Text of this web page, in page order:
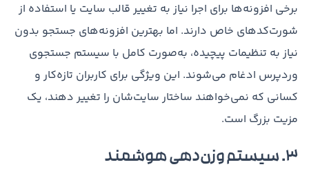
برخی افزونه‌ها برای اجرا نیاز به تغییر قالب سایت یا استفاده از
شورت‌کدهای خاص دارند. اما بهترین افزونه‌های جستجو بدون
نیاز به تنظیمات پیچیده، به‌صورت کامل با سیستم جستجوی
وردپرس ادغام می‌شوند. این ویژگی برای کاربران تازه‌کار و
کسانی که نمی‌خواهند ساختار سایت‌شان را تغییر دهند، یک
مزیت بزرگ است.
۳. سیستم وزن‌دهی هوشمند